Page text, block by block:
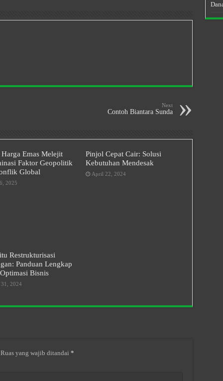
Next
Contoh Biantara Sunda
Harga Emas Melejit
Faktor Geopolitik
Global
2025
Pinjol Cepat Cair: Solusi
Kebutuhan Mendesak
April 22, 2024
Restrukturisasi
Panduan Lengkap
Bisnis
2024
Ruas yang wajib ditandai *